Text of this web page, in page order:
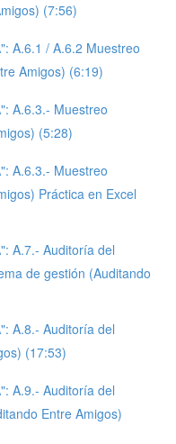
(7:56)
A.6.1 / A.6.2 Muestreo
Amigos) (6:19)
A.6.3.- Muestreo
(5:28)
A.6.3.- Muestreo
Práctica en Excel
A.7.- Auditoría del
de gestión (Auditando
A.8.- Auditoría del
(17:53)
A.9.- Auditoría del
Entre Amigos)